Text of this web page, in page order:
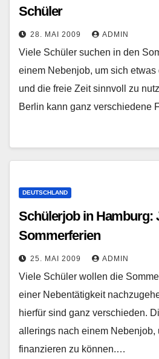
Schüler
28. MAI 2009 ADMIN
Viele Schüler suchen in den
einem Nebenjob, um sich etwas
und die freie Zeit sinnvoll zu
Berlin kann ganz verschiedene
DEUTSCHLAND
Schülerjob in Hamburg:
Sommerferien
25. MAI 2009 ADMIN
Viele Schüler wollen die
einer Nebentätigkeit
hierfür sind ganz verschieden.
allerings nach einem Nebenjob,
finanzieren zu können.…